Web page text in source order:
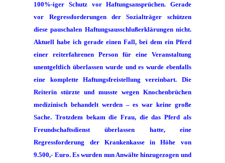
100%-iger Schutz vor Haftungsansprüchen. Gerade
vor Regressforderungen der Sozialträger schützen
diese pauschalen Haftungsausschlußerklärungen nicht.
Aktuell habe ich gerade einen Fall, bei dem ein Pferd
einer reiterfahrenen Person für eine Veranstaltung
unentgeltlich überlassen wurde und es wurde ebenfalls
eine komplette Haftungsfreistellung vereinbart. Die
Reiterin stürzte und musste wegen Knochenbrüchen
medizinisch behandelt werden – es war keine große
Sache. Trotzdem bekam die Frau, die das Pferd als
Freundschaftsdienst überlassen hatte, eine
Regressforderung der Krankenkasse in Höhe von
9.500,- Euro. Es wurden nun Anwälte hinzugezogen und